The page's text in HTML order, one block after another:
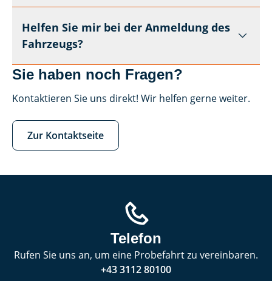
Helfen Sie mir bei der Anmeldung des
Fahrzeugs?
Sie haben noch Fragen?
Kontaktieren Sie uns direkt! Wir helfen gerne weiter.
Zur Kontaktseite
Telefon
Rufen Sie uns an, um eine Probefahrt zu vereinbaren.
+43 3112 80100